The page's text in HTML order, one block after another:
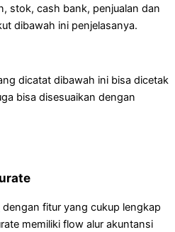
stok, cash bank, penjualan dan
dibawah ini penjelasanya.
dicatat dibawah ini bisa dicetak
bisa disesuaikan dengan
dengan fitur yang cukup lengkap
memiliki flow alur akuntansi